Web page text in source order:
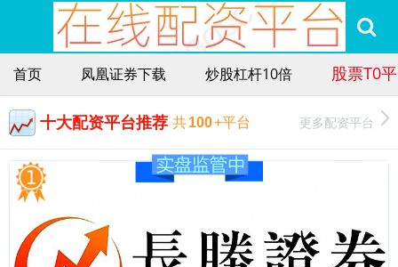
首页 凤凰证券下载 炒股杠杆10倍 股票T0
十大配资平台推荐 共100+平台 更多配资平台